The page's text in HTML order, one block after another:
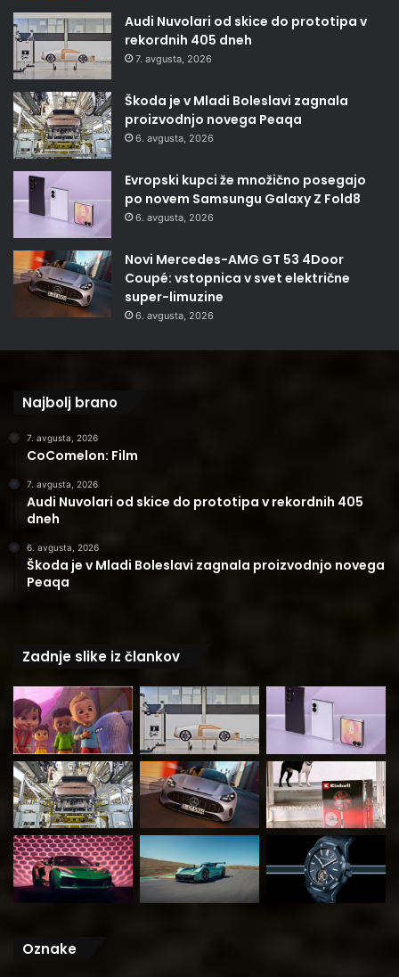
Audi Nuvolari od skice do prototipa v
rekordnih 405 dneh
7. avgusta, 2026
Škoda je v Mladi Boleslavi zagnala
proizvodnjo novega Peaqa
6. avgusta, 2026
Evropski kupci že množično posegajo
po novem Samsungu Galaxy Z Fold8
6. avgusta, 2026
Novi Mercedes-AMG GT 53 4Door
Coupé: vstopnica v svet električne
super-limuzine
6. avgusta, 2026
Najbolj brano
7. avgusta, 2026
CoComelon: Film
7. avgusta, 2026
Audi Nuvolari od skice do prototipa v rekordnih 405
dneh
6. avgusta, 2026
Škoda je v Mladi Boleslavi zagnala proizvodnjo novega
Peaqa
Zadnje slike iz člankov
Oznake